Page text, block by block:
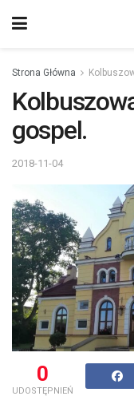
Strona Główna
gospel.
2018-11-04
0
UDOSTĘPNIEŃ